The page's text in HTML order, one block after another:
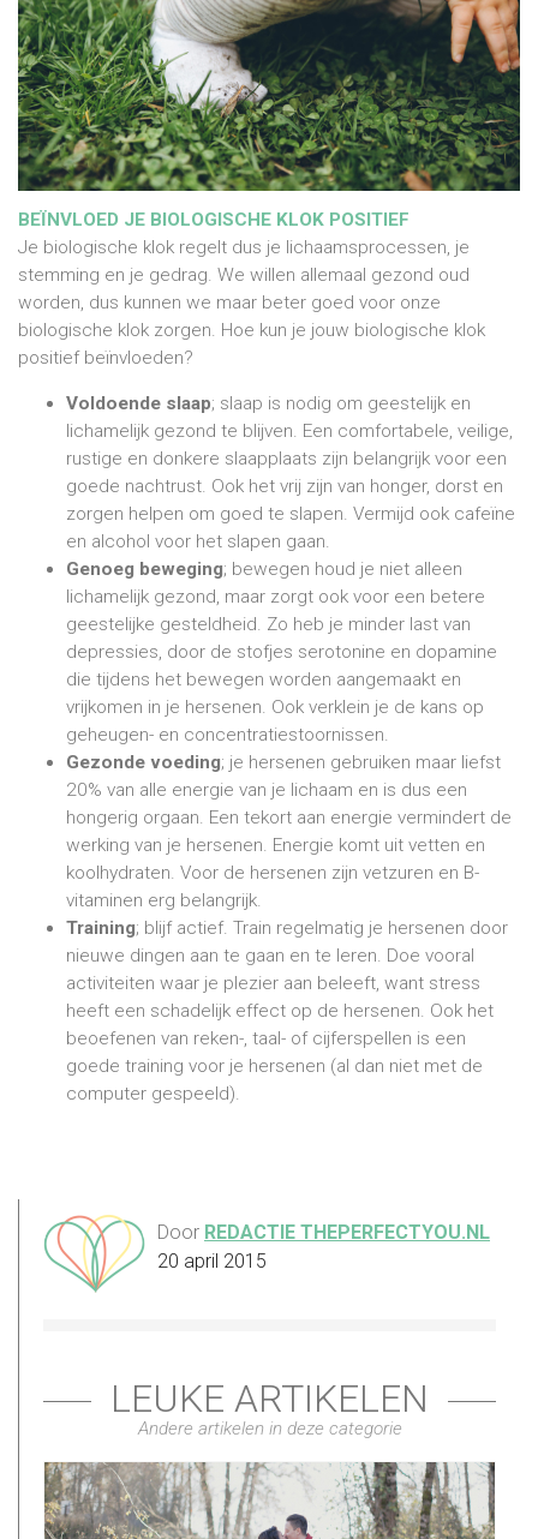
BEÏNVLOED JE BIOLOGISCHE KLOK POSITIEF
Je biologische klok regelt dus je lichaamsprocessen, je
stemming en je gedrag. We willen allemaal gezond oud
worden, dus kunnen we maar beter goed voor onze
biologische klok zorgen. Hoe kun je jouw biologische klok
positief beïnvloeden?
Voldoende slaap; slaap is nodig om geestelijk en
lichamelijk gezond te blijven. Een comfortabele, veilige,
rustige en donkere slaapplaats zijn belangrijk voor een
goede nachtrust. Ook het vrij zijn van honger, dorst en
zorgen helpen om goed te slapen. Vermijd ook cafeïne
en alcohol voor het slapen gaan.
Genoeg beweging; bewegen houd je niet alleen
lichamelijk gezond, maar zorgt ook voor een betere
geestelijke gesteldheid. Zo heb je minder last van
depressies, door de stofjes serotonine en dopamine
die tijdens het bewegen worden aangemaakt en
vrijkomen in je hersenen. Ook verklein je de kans op
geheugen- en concentratiestoornissen.
Gezonde voeding; je hersenen gebruiken maar liefst
20% van alle energie van je lichaam en is dus een
hongerig orgaan. Een tekort aan energie vermindert de
werking van je hersenen. Energie komt uit vetten en
koolhydraten. Voor de hersenen zijn vetzuren en B-
vitaminen erg belangrijk.
Training; blijf actief. Train regelmatig je hersenen door
nieuwe dingen aan te gaan en te leren. Doe vooral
activiteiten waar je plezier aan beleeft, want stress
heeft een schadelijk effect op de hersenen. Ook het
beoefenen van reken-, taal- of cijferspellen is een
goede training voor je hersenen (al dan niet met de
computer gespeeld).
Door REDACTIE THEPERFECTYOU.NL
20 april 2015
LEUKE ARTIKELEN
Andere artikelen in deze categorie